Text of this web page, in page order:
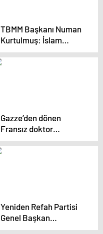
TBMM Başkanı Numan
Kurtulmuş: İslam
dünyasının çaresizliği
İsrail’in en büyük
Gazze’den dönen
Fransız doktor
Benboutrif,
“soykırımın” sürdüğünü
Yeniden Refah Partisi
Genel Başkan
Yardımcısı Suat Kılıç,